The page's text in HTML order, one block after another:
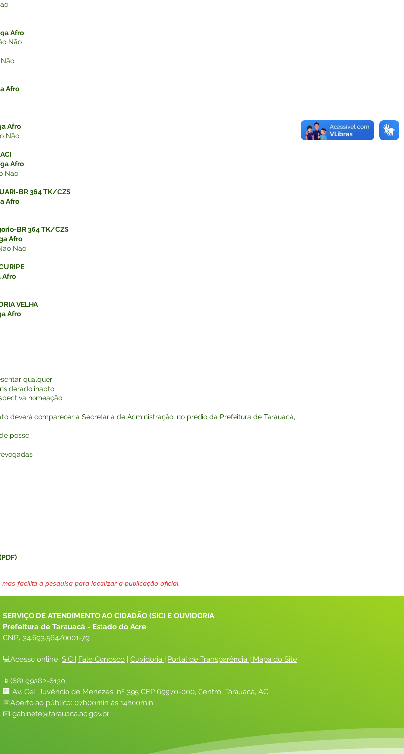
Afro
Não
Afro
Afro
Não
Afro
Não
BR 364 TK/CZS
Afro
BR 364 TK/CZS
Afro
Não
Afro
VELHA
Afro
qualquer
inapto
nomeação.
deverá comparecer a Secretaria de Administração, no prédio da Prefeitura de Tarauacá,
posse.
(PDF)
facilita a pesquisa para localizar a publicação oficial.
SERVIÇO DE ATENDIMENTO AO CIDADÃO (SIC) E OUVIDORIA
Prefeitura de Tarauacá - Estado do Acre
CNPJ 34.693.564/0001-79
💻Acesso online: SIC | Fale Conosco | Ouvidoria | Portal de Transparência | Mapa do Site
📱(68) 99282-6130
🏢 Av. Cel. Juvêncio de Menezes, nº 395 CEP 69970-000, Centro, Tarauacá, AC
📅Aberto ao público: 07h00min às 14h00min
📧 gabinete@tarauaca.ac.gov.br